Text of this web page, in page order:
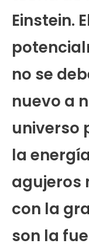
Einstein.
no se
nuevo a
universo
la
agujeros
con la
son la